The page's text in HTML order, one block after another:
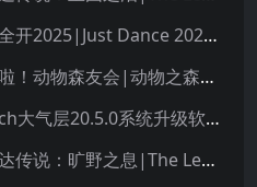
舞力全开2025|Just Dance 2025中文
集合啦！动物森友会|动物之森|Animal Crossing: New Horizons中文
Switch大气层20.5.0系统升级软硬破通用教程
塞尔达传说：旷野之息|The Legend of Zelda: Breath of the Wild中文